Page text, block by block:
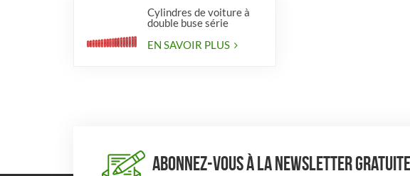
Cylindres de voiture à
double buse série
EN SAVOIR PLUS
ABONNEZ-VOUS À LA NEWSLETTER